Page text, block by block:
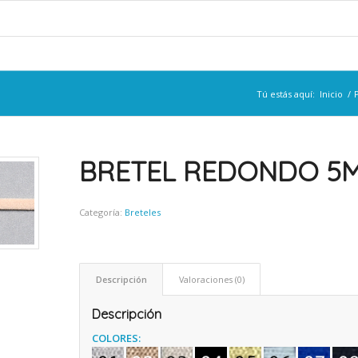
Tú estás aquí: Inicio /
BRETEL REDONDO
Categoría: Breteles
Descripción Valoraciones (0)
Descripción
COLORES: